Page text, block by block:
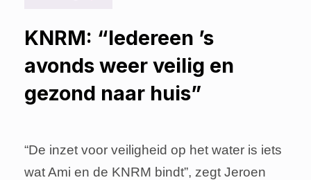
KNRM: “Iedereen ’s
avonds weer veilig en
gezond naar huis”
“De inzet voor veiligheid op het water is iets
wat Ami en de KNRM bindt”, zegt Jeroen